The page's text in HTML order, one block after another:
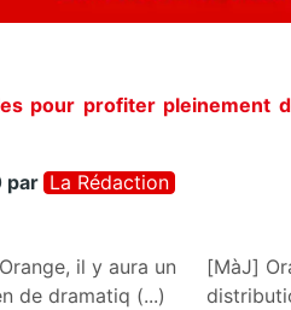
pour profiter pleinement
par La Rédaction
il y aura un
de dramatiq (...)
[MàJ]